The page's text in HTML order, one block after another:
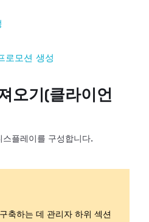
로모션 생성
오기(클라이언
플레이를 구성합니다.
축하는 데 관리자 하위 섹션